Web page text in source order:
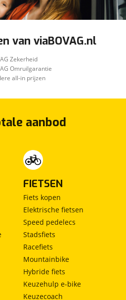
van viaBOVAG.nl
Zekerheid
Omruilgarantie
all-in prijzen
aanbod
FIETSEN
Fiets kopen
Elektrische fietsen
Speed pedelecs
Stadsfiets
Racefiets
Mountainbike
Hybride fiets
Keuzehulp e-bike
Keuzecoach